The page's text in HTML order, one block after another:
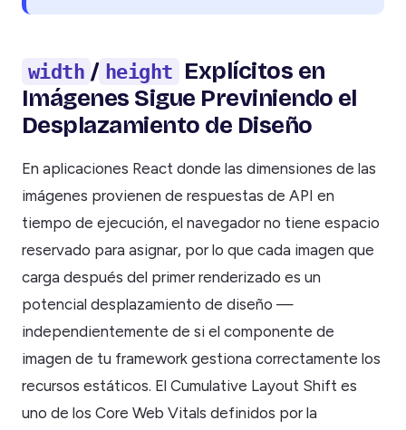
width / height Explícitos en
Imágenes Sigue Previniendo el
Desplazamiento de Diseño
En aplicaciones React donde las dimensiones de las
imágenes provienen de respuestas de API en
tiempo de ejecución, el navegador no tiene espacio
reservado para asignar, por lo que cada imagen que
carga después del primer renderizado es un
potencial desplazamiento de diseño —
independientemente de si el componente de
imagen de tu framework gestiona correctamente los
recursos estáticos. El Cumulative Layout Shift es
uno de los Core Web Vitals definidos por la